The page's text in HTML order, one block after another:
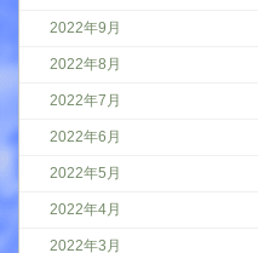
2022年9月
2022年8月
2022年7月
2022年6月
2022年5月
2022年4月
2022年3月